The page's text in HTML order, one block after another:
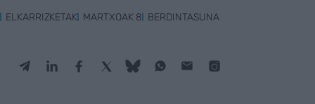
ELKARRIZKETAK MARTXOAK 8 BERDINTASUNA